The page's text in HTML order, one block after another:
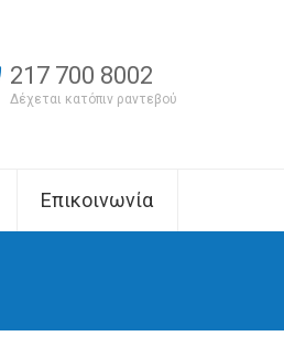
217 700 8002
Δέχεται κατόπιν ραντεβού
Επικοινωνία